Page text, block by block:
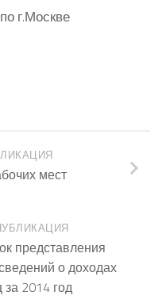
г.Москве
мест
представления
о доходах
2014 год